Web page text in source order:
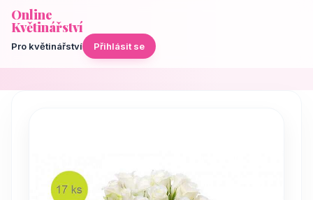
Online
Květinářství
Pro květinářství Přihlásit se